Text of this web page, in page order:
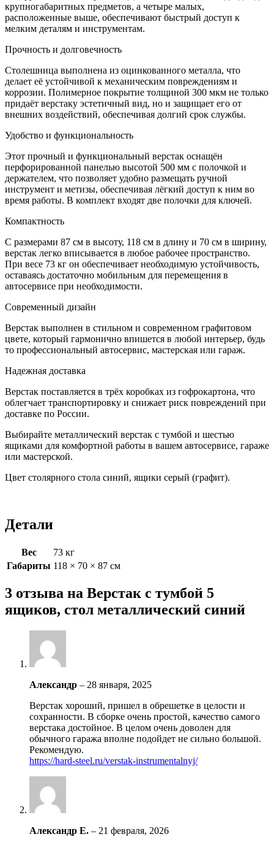
крупногабаритных предметов, а четыре малых,
расположенные выше, обеспечивают быстрый доступ к
мелким деталям и инструментам.
Прочность и долговечность
Столешница выполнена из оцинкованного металла, что
делает её устойчивой к механическим повреждениям и
коррозии. Полимерное покрытие толщиной 300 мкм не только
придаёт верстаку эстетичный вид, но и защищает его от
внешних воздействий, обеспечивая долгий срок службы.
Удобство и функциональность
Этот прочный и функциональный верстак оснащён
перфорированной панелью высотой 500 мм с полочкой и
держателем, что позволяет удобно размещать ручной
инструмент и метизы, обеспечивая лёгкий доступ к ним во
время работы. В комплект входят две полочки для ключей.
Компактность
С размерами 87 см в высоту, 118 см в длину и 70 см в ширину,
верстак легко вписывается в любое рабочее пространство.
При весе 73 кг он обеспечивает необходимую устойчивость,
оставаясь достаточно мобильным для перемещения в
автосервисе при необходимости.
Современный дизайн
Верстак выполнен в стильном и современном графитовом
цвете, который гармонично впишется в любой интерьер, будь
то профессиональный автосервис, мастерская или гараж.
Надежная доставка
Верстак поставляется в трёх коробках из гофрокартона, что
облегчает транспортировку и снижает риск повреждений при
доставке по России.
Выбирайте металлический верстак с тумбой и шестью
ящиками для комфортной работы в вашем автосервисе, гараже
или мастерской.
Цвет столярного стола синий, ящики серый (графит).
Детали
Вес
73 кг
Габариты 118 × 70 × 87 см
3 отзыва на Верстак с тумбой 5
ящиков, стол металлический синий
Александр – 28 января, 2025
Верстак хороший, пришел в обрешетке в целости и
сохранности. В сборке очень простой, качество самого
верстака достойное. В целом очень доволен для
обычного гаража вполне подойдет не сильно большой.
Рекомендую.
https://hard-steel.ru/verstak-instrumentalnyj/
Александр Е. – 21 февраля, 2026